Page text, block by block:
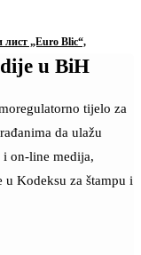
лист „Euro Blic“,
u BiH
tijelo za
da ulažu
i on-line medija,
u Kodeksu za štampu i